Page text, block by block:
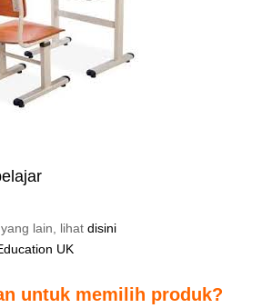
lain, lihat disini
UK
untuk memilih produk?